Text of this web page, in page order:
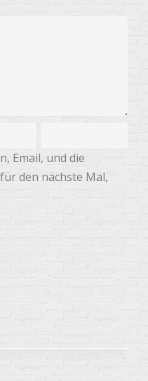
Email, und die
den nächste Mal,